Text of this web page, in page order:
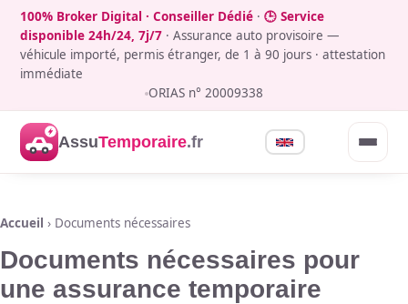
100% Broker Digital · Conseiller Dédié · 🕒 Service
disponible 24h/24, 7j/7 · Assurance auto provisoire —
véhicule importé, permis étranger, de 1 à 90 jours · attestation
immédiate
ORIAS n° 20009338
AssuTemporaire.fr
Accueil › Documents nécessaires
Documents nécessaires pour
une assurance temporaire